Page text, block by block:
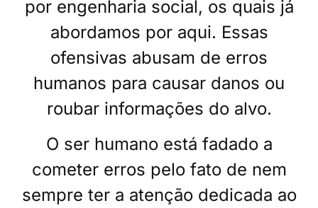
por engenharia social, os quais já
abordamos por aqui. Essas
ofensivas abusam de erros
humanos para causar danos ou
roubar informações do alvo.
O ser humano está fadado a
cometer erros pelo fato de nem
sempre ter a atenção dedicada ao